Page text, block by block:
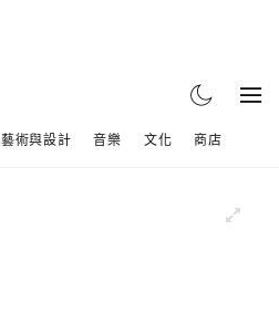
藝術與設計 音樂 文化 商店